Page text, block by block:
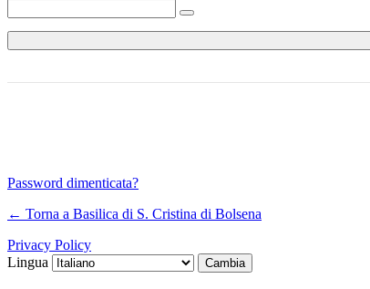
Password dimenticata?
← Torna a Basilica di S. Cristina di Bolsena
Privacy Policy
Lingua